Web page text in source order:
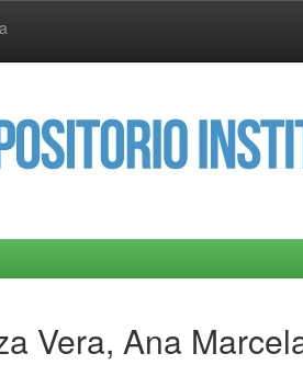
Vera, Ana